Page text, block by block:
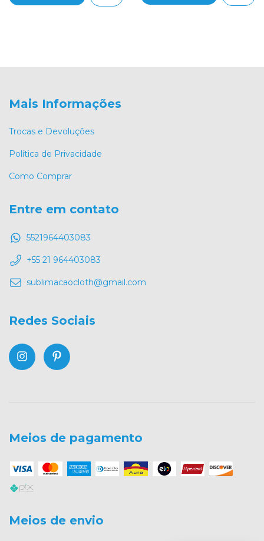
Mais Informações
Trocas e Devoluções
Política de Privacidade
Como Comprar
Entre em contato
5521964403083
+55 21 964403083
sublimacaocloth@gmail.com
Redes Sociais
Meios de pagamento
Meios de envio